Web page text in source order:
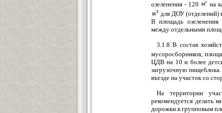
озеленения - 120
на
для ДОУ (отделений)
В площадь
между отдельными
3.1.8 В состав
мусоросборников,
ЦДВ на 10 и более
загрузочную
въезде на участок со
На территории
рекомендуется делать
дорожки к групповым